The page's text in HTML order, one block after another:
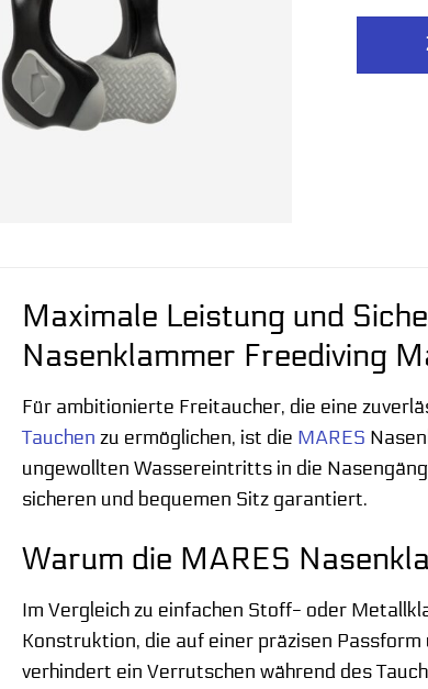
Maximale Leistung und
Nasenklammer Freediving
Für ambitionierte Freitaucher, die eine
Tauchen zu ermöglichen, ist die MARES
ungewollten Wassereintritts in die
sicheren und bequemen Sitz garantiert.
Warum die MARES
Im Vergleich zu einfachen Stoff- oder
Konstruktion, die auf einer präzisen
verhindert ein Verrutschen während des